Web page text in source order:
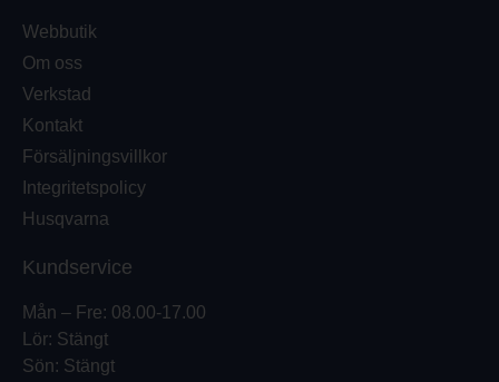
Webbutik
Om oss
Verkstad
Kontakt
Försäljningsvillkor
Integritetspolicy
Husqvarna
Kundservice
Mån – Fre: 08.00-17.00
Lör: Stängt
Sön: Stängt